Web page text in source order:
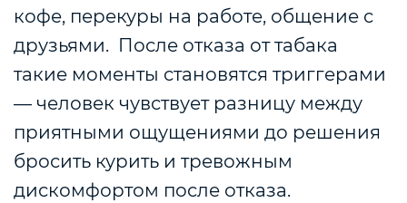
кофе, перекуры на работе, общение с
друзьями. После отказа от табака
такие моменты становятся триггерами
— человек чувствует разницу между
приятными ощущениями до решения
бросить курить и тревожным
дискомфортом после отказа.